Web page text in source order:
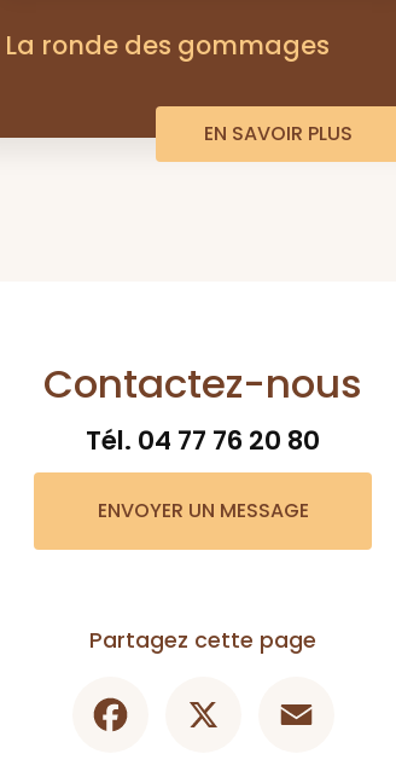
La ronde des gommages
EN SAVOIR PLUS
Contactez-nous
Tél. 04 77 76 20 80
ENVOYER UN MESSAGE
Partagez cette page